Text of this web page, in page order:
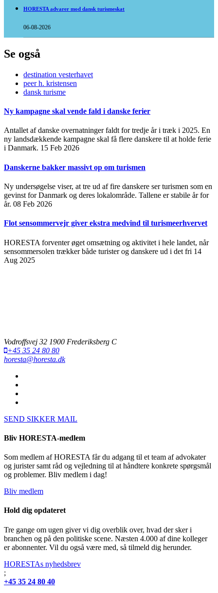
HORESTA advarer mod dansk turismeskat
06-08-2026
Se også
destination vesterhavet
peer h. kristensen
dansk turisme
Ny kampagne skal vende fald i danske ferier
Antallet af danske overnatninger faldt for tredje år i træk i 2025. En
ny landsdækkende kampagne skal få flere danskere til at holde ferie
i Danmark. 15 Feb 2026
Danskerne bakker massivt op om turismen
Ny undersøgelse viser, at tre ud af fire danskere ser turismen som en
gevinst for Danmark og deres lokalområde. Tallene er stabile år for
år. 08 Feb 2026
Flot sensommervejr giver ekstra medvind til turismeerhvervet
HORESTA forventer øget omsætning og aktivitet i hele landet, når
sensommersolen trækker både turister og danskere ud i det fri 14
Aug 2025
Vodroffsvej 32 1900 Frederiksberg C
+45 35 24 80 80
horesta@horesta.dk
SEND SIKKER MAIL
Bliv HORESTA-medlem
Som medlem af HORESTA får du adgang til et team af advokater
og jurister samt råd og vejledning til at håndtere konkrete spørgsmål
og problemer. Bliv medlem i dag!
Bliv medlem
Hold dig opdateret
Tre gange om ugen giver vi dig overblik over, hvad der sker i
branchen og på den politiske scene. Næsten 4.000 af dine kolleger
er abonnenter. Vil du også være med, så tilmeld dig herunder.
HORESTAs nyhedsbrev
;
+45 35 24 80 40